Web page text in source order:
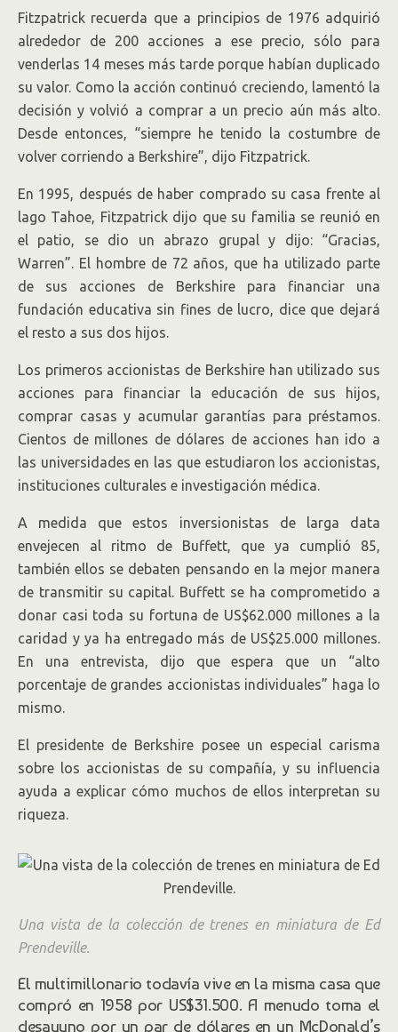
Fitzpatrick recuerda que a principios de 1976 adquirió
alrededor de 200 acciones a ese precio, sólo para
venderlas 14 meses más tarde porque habían duplicado
su valor. Como la acción continuó creciendo, lamentó la
decisión y volvió a comprar a un precio aún más alto.
Desde entonces, “siempre he tenido la costumbre de
volver corriendo a Berkshire”, dijo Fitzpatrick.
En 1995, después de haber comprado su casa frente al
lago Tahoe, Fitzpatrick dijo que su familia se reunió en
el patio, se dio un abrazo grupal y dijo: “Gracias,
Warren”. El hombre de 72 años, que ha utilizado parte
de sus acciones de Berkshire para financiar una
fundación educativa sin fines de lucro, dice que dejará
el resto a sus dos hijos.
Los primeros accionistas de Berkshire han utilizado sus
acciones para financiar la educación de sus hijos,
comprar casas y acumular garantías para préstamos.
Cientos de millones de dólares de acciones han ido a
las universidades en las que estudiaron los accionistas,
instituciones culturales e investigación médica.
A medida que estos inversionistas de larga data
envejecen al ritmo de Buffett, que ya cumplió 85,
también ellos se debaten pensando en la mejor manera
de transmitir su capital. Buffett se ha comprometido a
donar casi toda su fortuna de US$62.000 millones a la
caridad y ya ha entregado más de US$25.000 millones.
En una entrevista, dijo que espera que un “alto
porcentaje de grandes accionistas individuales” haga lo
mismo.
El presidente de Berkshire posee un especial carisma
sobre los accionistas de su compañía, y su influencia
ayuda a explicar cómo muchos de ellos interpretan su
riqueza.
Una vista de la colección de trenes en miniatura de Ed
Prendeville.
El multimillonario todavía vive en la misma casa que
compró en 1958 por US$31.500. A menudo toma el
desayuno por un par de dólares en un McDonald’s